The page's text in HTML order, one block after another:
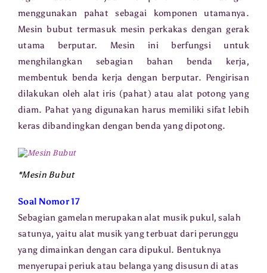
menggunakan pahat sebagai komponen utamanya.
Mesin bubut termasuk mesin perkakas dengan gerak
utama berputar. Mesin ini berfungsi untuk
menghilangkan sebagian bahan benda kerja,
membentuk benda kerja dengan berputar. Pengirisan
dilakukan oleh alat iris (pahat) atau alat potong yang
diam. Pahat yang digunakan harus memiliki sifat lebih
keras dibandingkan dengan benda yang dipotong.
*Mesin Bubut
Soal Nomor 17
Sebagian gamelan merupakan alat musik pukul, salah
satunya, yaitu alat musik yang terbuat dari perunggu
yang dimainkan dengan cara dipukul. Bentuknya
menyerupai periuk atau belanga yang disusun di atas